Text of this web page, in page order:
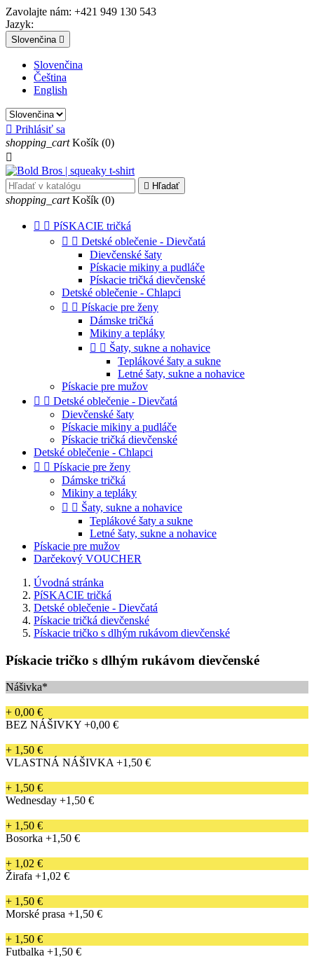
Zavolajte nám: +421 949 130 543
Jazyk:
Slovenčina 
Slovenčina
Čeština
English
 Prihlásiť sa
shopping_cart Košík (0)

 Hľadať
shopping_cart Košík (0)
  PíSKACIE tričká
  Detské oblečenie - Dievčatá
Dievčenské šaty
Pískacie mikiny a pudláče
Pískacie tričká dievčenské
Detské oblečenie - Chlapci
  Pískacie pre ženy
Dámske tričká
Mikiny a tepláky
  Šaty, sukne a nohavice
Teplákové šaty a sukne
Letné šaty, sukne a nohavice
Pískacie pre mužov
  Detské oblečenie - Dievčatá
Dievčenské šaty
Pískacie mikiny a pudláče
Pískacie tričká dievčenské
Detské oblečenie - Chlapci
  Pískacie pre ženy
Dámske tričká
Mikiny a tepláky
  Šaty, sukne a nohavice
Teplákové šaty a sukne
Letné šaty, sukne a nohavice
Pískacie pre mužov
Darčekový VOUCHER
Úvodná stránka
PíSKACIE tričká
Detské oblečenie - Dievčatá
Pískacie tričká dievčenské
Pískacie tričko s dlhým rukávom dievčenské
Pískacie tričko s dlhým rukávom dievčenské
Nášivka*
+ 0,00 €
BEZ NÁŠIVKY +0,00 €
+ 1,50 €
VLASTNÁ NÁŠIVKA +1,50 €
+ 1,50 €
Wednesday +1,50 €
+ 1,50 €
Bosorka +1,50 €
+ 1,02 €
Žirafa +1,02 €
+ 1,50 €
Morské prasa +1,50 €
+ 1,50 €
Futbalka +1,50 €